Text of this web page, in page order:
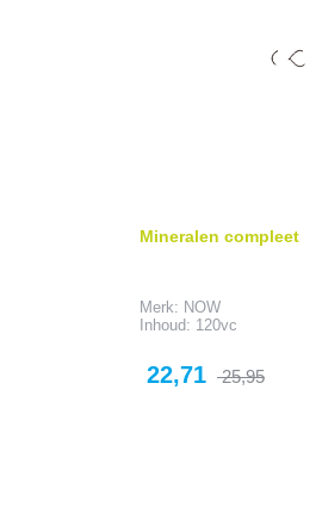
Mineralen compleet
Merk: NOW
Inhoud: 120vc
Prijs
22,71 Normale
25,95